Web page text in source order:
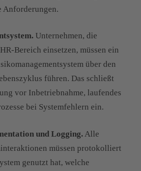
Unternehmen, die
Bereich einsetzen, müssen ein
über den
führen. Das schließt
vor Inbetriebnahme, laufendes
bei Systemfehlern ein.
und Logging. Alle
müssen protokolliert
genutzt hat, welche